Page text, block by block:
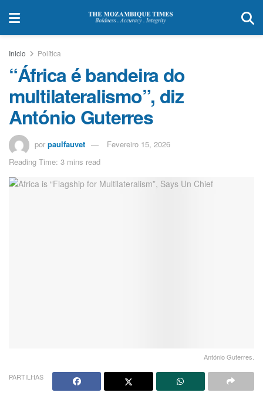
Inicio Política
“África é bandeira do
multilateralismo”, diz
António Guterres
por paulfauvet
Fevereiro 15, 2026
Reading Time: 3 mins read
António Guterres.
PARTILHAS